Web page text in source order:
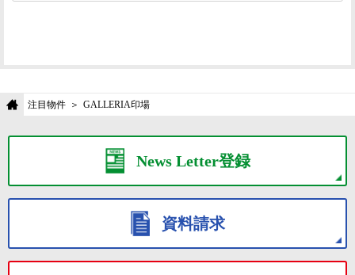
注目物件 GALLERIA印場
News Letter登録
資料請求